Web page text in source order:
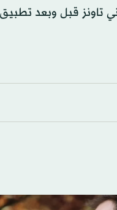
تاونز قبل وبعد تطبيق